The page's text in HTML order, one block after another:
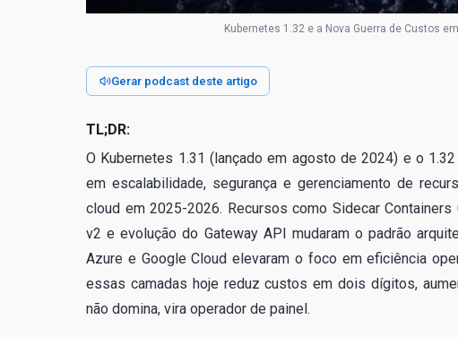
Kubernetes 1.32 e a Nova Guerra de Custos
Gerar podcast deste artigo
TL;DR:
O Kubernetes 1.31 (lançado em agosto de 2024) e o
em escalabilidade, segurança e gerenciamento de
cloud em 2025-2026. Recursos como Sidecar
v2 e evolução do Gateway API mudaram o padrão
Azure e Google Cloud elevaram o foco em eficiência
essas camadas hoje reduz custos em dois dígitos,
não domina, vira operador de painel.